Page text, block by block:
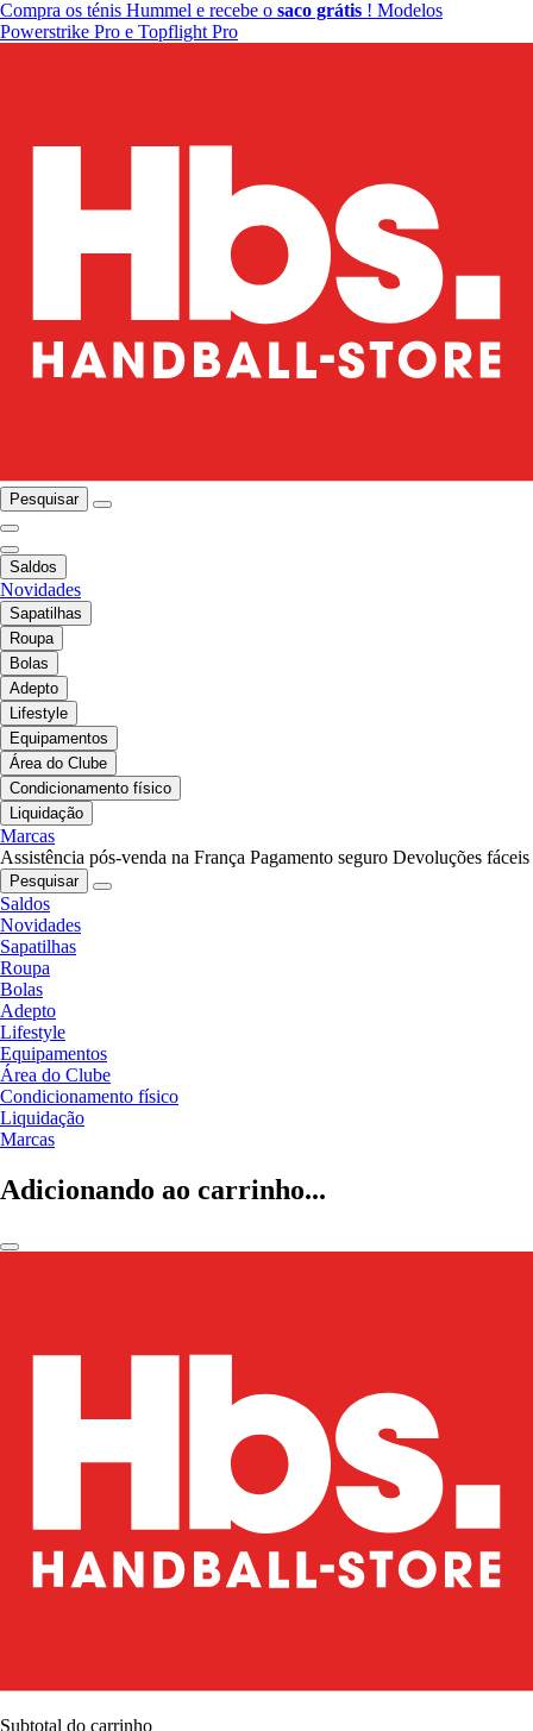
Compra os ténis Hummel e recebe o saco grátis ! Modelos
Powerstrike Pro e Topflight Pro
Pesquisar
Saldos
Novidades
Sapatilhas
Roupa
Bolas
Adepto
Lifestyle
Equipamentos
Área do Clube
Condicionamento físico
Liquidação
Marcas
Assistência pós-venda na França Pagamento seguro Devoluções fáceis
Pesquisar
Saldos
Novidades
Sapatilhas
Roupa
Bolas
Adepto
Lifestyle
Equipamentos
Área do Clube
Condicionamento físico
Liquidação
Marcas
Adicionando ao carrinho...
Subtotal do carrinho